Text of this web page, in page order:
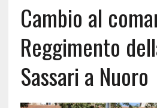
Cambio al
Reggimento
Sassari a Nuoro